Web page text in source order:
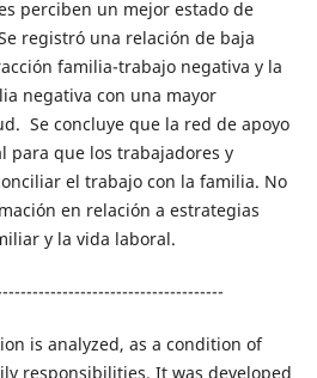
perciben un mejor estado de
registró una relación de baja
familia-trabajo negativa y la
negativa con una mayor
Se concluye que la red de apoyo
que los trabajadores y
el trabajo con la familia. No
en relación a estrategias
y la vida laboral.
is analyzed, as a condition of
responsibilities. It was developed